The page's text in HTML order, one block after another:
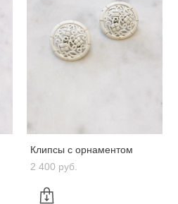
Клипсы с орнаментом
2 400 pуб.